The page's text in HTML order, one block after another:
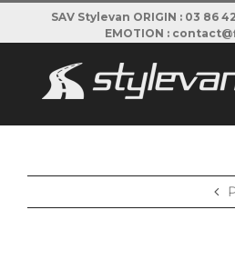
au
contenu
SAV Stylevan ORIGIN : 03 86
EMOTION :